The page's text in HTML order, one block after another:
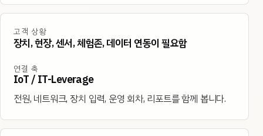
고객 상황
장치, 현장, 센서, 체험존, 데이터 연동이 필요함
연결 축
IoT / IT-Leverage
전원, 네트워크, 장치 입력, 운영 회차, 리포트를 함께 봅니다.